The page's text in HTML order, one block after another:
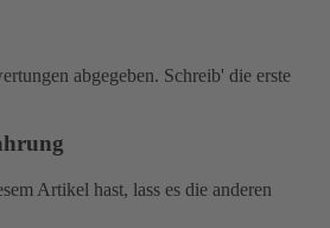
abgegeben. Schreib' die erste
Artikel hast, lass es die anderen